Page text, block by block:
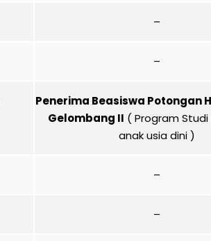
–
–
Penerima Beasiswa Potongan
Gelombang II ( Program Studi
anak usia dini )
–
–